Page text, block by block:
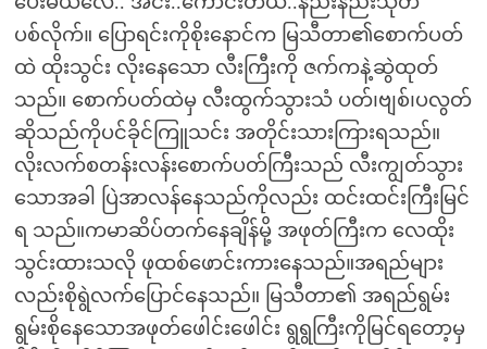
ပစ်လိုက်။ ပြောရင်းကိုစိုးနောင်က မြသီတာ၏စောက်ပတ်
ထဲ ထိုးသွင်း လိုးနေသော လီးကြီးကို ဇက်ကနဲ့ဆွဲထုတ်
သည်။ စောက်ပတ်ထဲမှ လီးထွက်သွားသံ ပတ်၊ဗျစ်၊ပလွတ်
ဆိုသည်ကိုပင်ခိုင်ကြူသင်း အတိုင်းသားကြားရသည်။
လိုးလက်စတန်းလန်းစောက်ပတ်ကြီးသည် လီးကျွတ်သွား
သောအခါ ပြဲအာလန်နေသည်ကိုလည်း ထင်းထင်းကြီးမြင်
ရ သည်။ကမာဆိပ်တက်နေချိန်မို့ အဖုတ်ကြီးက လေထိုး
သွင်းထားသလို ဖုထစ်ဖောင်းကားနေသည်။အရည်များ
လည်းစိုရွဲလက်ပြောင်နေသည်။ မြသီတာ၏ အရည်ရွမ်း
ရွမ်းစိုနေသောအဖုတ်ဖေါင်းဖေါင်း ရွရွကြီးကိုမြင်ရတော့မှ